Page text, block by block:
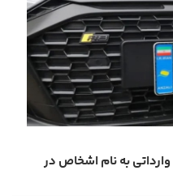
به نام اشخاص در